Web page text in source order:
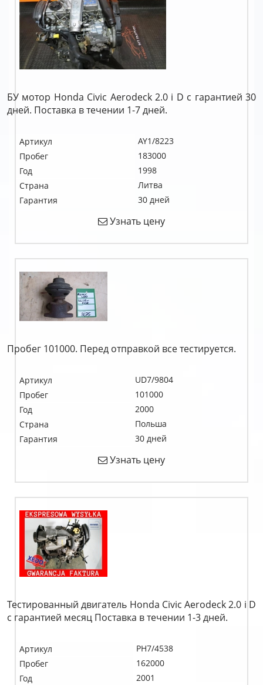
БУ мотор Honda Civic Aerodeck 2.0 i D c гарантией 30
дней. Поставка в течении 1-7 дней.
Артикул
AY1/8223
Пробег
183000
Год
1998
Страна
Литва
Гарантия
30 дней
Узнать цену
Пробег 101000. Перед отправкой все тестируется.
Артикул
UD7/9804
Пробег
101000
Год
2000
Страна
Польша
Гарантия
30 дней
Узнать цену
Тестированный двигатель Honda Civic Aerodeck 2.0 i D
c гарантией месяц Поставка в течении 1-3 дней.
Артикул
PH7/4538
Пробег
162000
Год
2001